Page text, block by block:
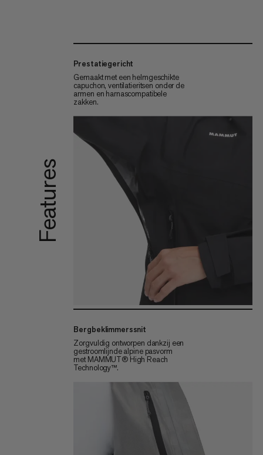
Features
Prestatiegericht
Gemaakt met een helmgeschikte
capuchon, ventilatieritsen onder de
armen en harnascompatibele
zakken.
Bergbeklimmerssnit
Zorgvuldig ontworpen dankzij een
gestroomlijnde alpine pasvorm
met MAMMUT® High Reach
Technology™.